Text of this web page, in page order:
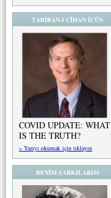
TABİBAN-I CİHAN İÇÜN
COVID UPDATE: WHAT
IS THE TRUTH?
» Yazıyı okumak için tıklayın
BENİM ŞARKILARIM